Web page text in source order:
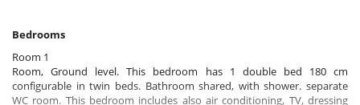
Bedrooms
Room 1
Room, Ground level. This bedroom has 1 double bed 180 cm
configurable in twin beds. Bathroom shared, with shower. separate
WC room. This bedroom includes also air conditioning, TV, dressing